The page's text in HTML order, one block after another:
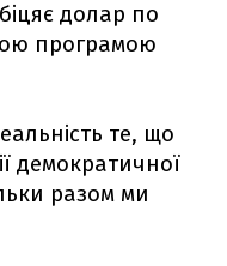
долар по
програмою
те, що
демократичної
разом ми